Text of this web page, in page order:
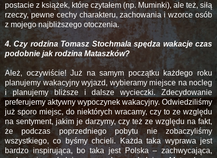
postacie z książek, które czytałem (np. Muminki), ale też, siłą
rzeczy, pewne cechy charakteru, zachowania i wzorce osób
z mojego najbliższego otoczenia.
4. Czy rodzina Tomasz Stochmala spędza wakacje czas
podobnie jak rodzina Mataszków?
Ależ, oczywiście! Już na samym początku każdego roku
planujemy wakacyjny wyjazd, wybieramy miejsce na nocleg
i planujemy bliższe i dalsze wycieczki. Zdecydowanie
preferujemy aktywny wypoczynek wakacyjny. Odwiedziliśmy
już sporo miejsc, do niektórych wracamy, czy to ze względu
na sentyment, jakim je darzymy, czy też ze względu na fakt,
że podczas poprzedniego pobytu nie zobaczyliśmy
wszystkiego, co byśmy chcieli. Każda taka wyprawa jest
bardzo inspirująca, bo taka jest Polska – zachwycająca,